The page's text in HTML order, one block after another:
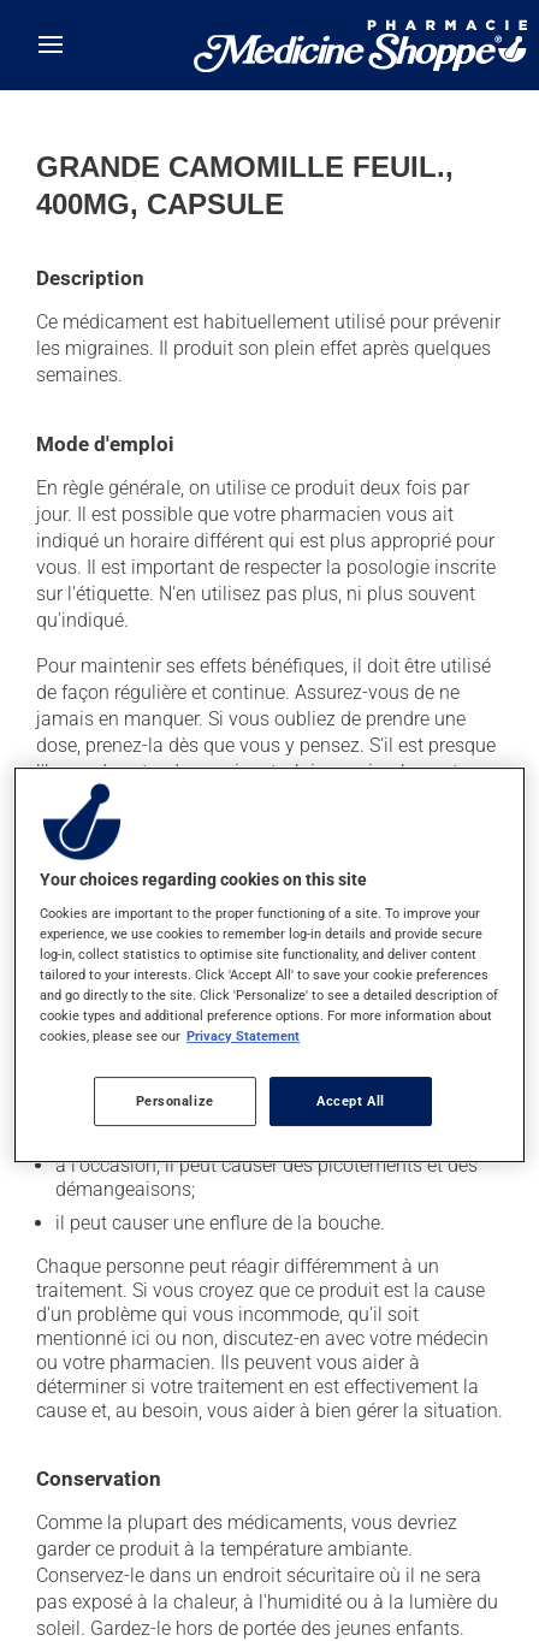
GRANDE CAMOMILLE FEUIL.,
400MG, CAPSULE
Description
Ce médicament est habituellement utilisé pour prévenir
les migraines. Il produit son plein effet après quelques
semaines.
Mode d'emploi
En règle générale, on utilise ce produit deux fois par
jour. Il est possible que votre pharmacien vous ait
indiqué un horaire différent qui est plus approprié pour
vous. Il est important de respecter la posologie inscrite
sur l'étiquette. N'en utilisez pas plus, ni plus souvent
qu'indiqué.
Pour maintenir ses effets bénéfiques, il doit être utilisé
de façon régulière et continue. Assurez-vous de ne
jamais en manquer. Si vous oubliez de prendre une
dose, prenez-la dès que vous y pensez. S'il est presque
l'heure de votre dose suivante, laissez simplement
tomber la dose oubliée. Ne doublez pas la dose
suivante pour tenter de vous rattraper.
Ce médicament peut être pris avec ou sans nourriture,
sans égard aux repas ou aux collations.
Effets indésirables
En plus de ses effets recherchés, ce produit peut à
l'occasion entraîner certains effets indésirables (effets
il peut causer des ulcères et de l'irritation dans la
bouche;
à l'occasion, il peut causer des picotements et des
démangeaisons;
il peut causer une enflure de la bouche.
Chaque personne peut réagir différemment à un
traitement. Si vous croyez que ce produit est la cause
d'un problème qui vous incommode, qu'il soit
mentionné ici ou non, discutez-en avec votre médecin
ou votre pharmacien. Ils peuvent vous aider à
déterminer si votre traitement en est effectivement la
cause et, au besoin, vous aider à bien gérer la situation.
Conservation
Comme la plupart des médicaments, vous devriez
garder ce produit à la température ambiante.
Conservez-le dans un endroit sécuritaire où il ne sera
pas exposé à la chaleur, à l'humidité ou à la lumière du
soleil. Gardez-le hors de portée des jeunes enfants.
Your choices regarding cookies on this site
Cookies are important to the proper functioning of a site. To improve your
experience, we use cookies to remember log-in details and provide secure
log-in, collect statistics to optimise site functionality, and deliver content
tailored to your interests. Click 'Accept All' to save your cookie preferences
and go directly to the site. Click 'Personalize' to see a detailed description of
cookie types and additional preference options. For more information about
cookies, please see our Privacy Statement
Personalize Accept All